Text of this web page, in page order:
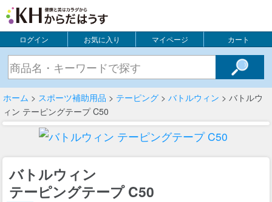
ログイン お気に入り マイページ カート
ホーム > スポーツ補助用品 > テーピング > バトルウィン > バトルウ
ィン テーピングテープ C50
バトルウィン
テーピングテープ C50